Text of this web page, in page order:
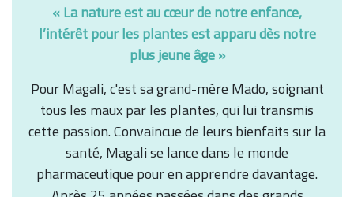
« La nature est au cœur de notre enfance,
l’intérêt pour les plantes est apparu dès notre
plus jeune âge »
Pour Magali, c'est sa grand-mère Mado, soignant
tous les maux par les plantes, qui lui transmis
cette passion. Convaincue de leurs bienfaits sur la
santé, Magali se lance dans le monde
pharmaceutique pour en apprendre davantage.